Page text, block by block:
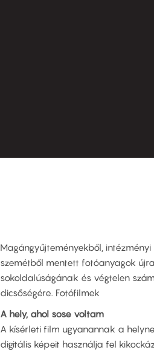
Magángyűjteményekből,
szemétből mentett fotóanyagok
sokoldalúságának és végtelen
dicsőségére. Fotófilmek
A hely, ahol sose voltam
A kísérleti film ugyanannak a
digitális képeit használja fel